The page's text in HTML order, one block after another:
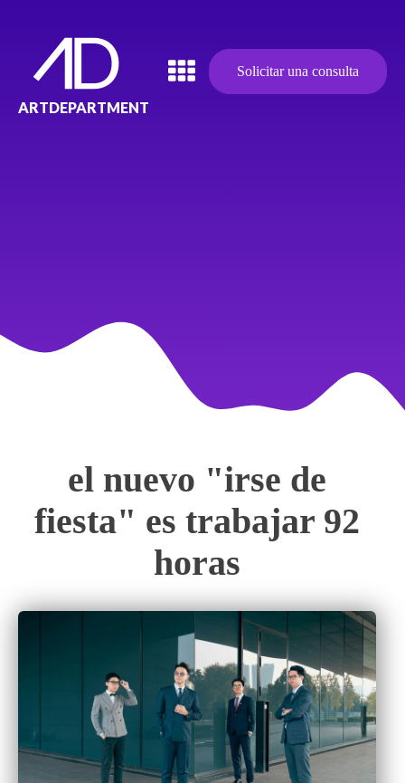
ARTDEPARTMENT
Solicitar una consulta
el nuevo "irse de
fiesta" es trabajar 92
horas